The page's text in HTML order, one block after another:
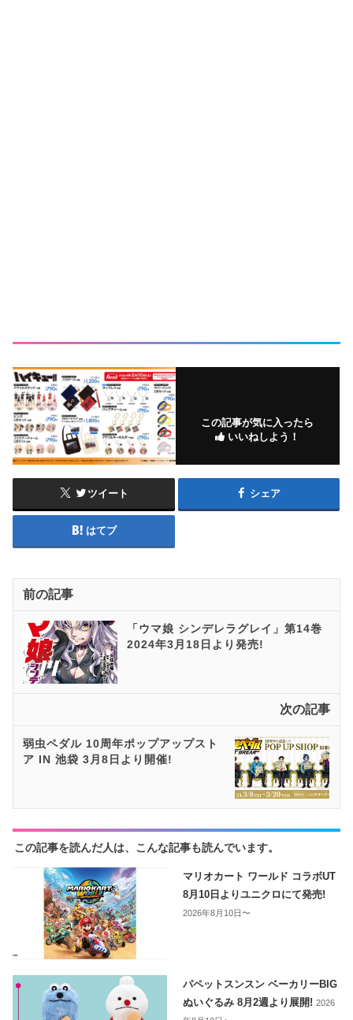
この記事が気に入ったら
いいねしよう！
ツイート シェア
はてブ
前の記事
「ウマ娘 シンデレラグレイ」第14巻
2024年3月18日より発売!
次の記事
弱虫ペダル 10周年ポップアップスト
ア IN 池袋 3月8日より開催!
この記事を読んだ人は、こんな記事も読んでいます。
マリオカート ワールド コラボUT
8月10日よりユニクロにて発売!
2026年8月10日〜
パペットスンスン ベーカリーBIG
ぬいぐるみ 8月2週より展開!2026